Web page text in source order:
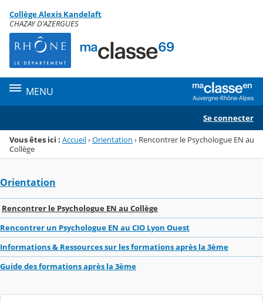
Menu de la rubrique
Contenu
Collège Alexis Kandelaft
CHAZAY D'AZERGUES
MENU
Se connecter
Vous êtes ici : Accueil›Orientation › Rencontrer le Psychologue EN au
Collège
Orientation
Rencontrer le Psychologue EN au Collège
Rencontrer un Psychologue EN au CIO Lyon Ouest
Informations & Ressources sur les formations après la 3ème
Guide des formations après la 3ème